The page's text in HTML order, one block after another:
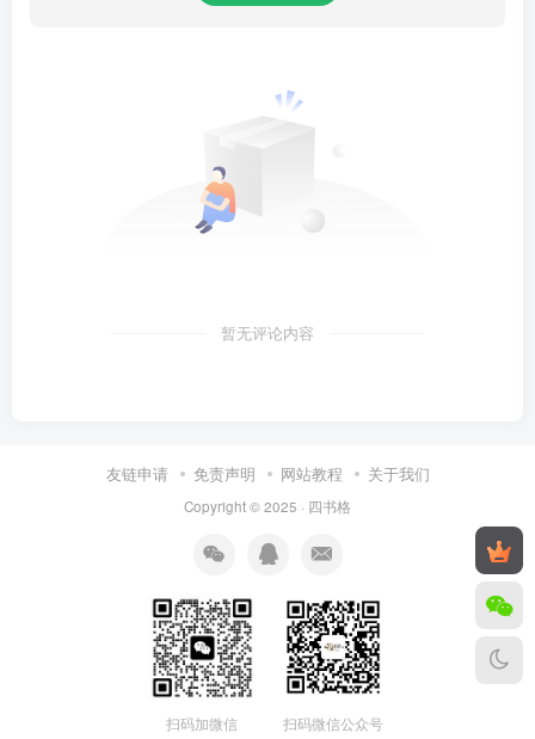
暂无评论内容
友链申请 免责声明 网站教程 关于我们
Copyright © 2025 · 四书格
扫码加微信 扫码微信公众号